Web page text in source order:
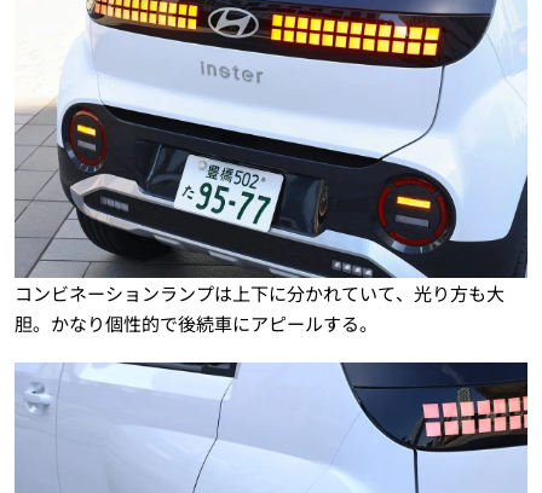
コンビネーションランプは上下に分かれていて、光り方も大
胆。かなり個性的で後続車にアピールする。